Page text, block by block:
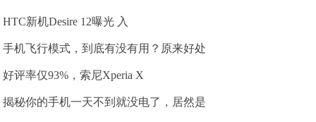
HTC新机Desire 12曝光 入
手机飞行模式，到底有没有用？原来好处
好评率仅93%，索尼Xperia X
揭秘你的手机一天不到就没电了，居然是